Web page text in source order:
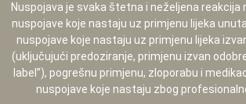
Nuspojava je svaka štetna i neželjena reakcija
nuspojave koje nastaju uz primjenu lijeka
nuspojave koje nastaju uz primjenu lijeka
(uključujući predoziranje, primjenu izvan
label”), pogrešnu primjenu, zloporabu i
nuspojave koje nastaju zbog